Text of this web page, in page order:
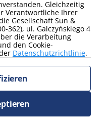
1 Tag, August 2025
Hinzugefügt: 18.8.2025
Dziękujemy za pozytywną opinię! Cieszymy się, że pobyt był udany. Dziękujemy też za uwagę dotyczącą personelu sprzątającego -postaramy się lepiej koordynować godziny, aby Goście mogli spokojnie zakończyć swój pobyt. Zapraszamy ponownie!
Gleichzeitig
Verantwortliche Ihrer
Gesellschaft Sun &
362), ul. Galczyńskiego 4
die Verarbeitung
den Cookie-
Datenschutzrichtlinie.